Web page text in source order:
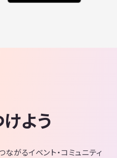
よう
がるイベント・コミュニティ